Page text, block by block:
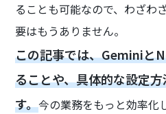
ることも可能なので、わざわ
要はもうありません。
この記事では、Geminiと
ることや、具体的な設定
す。今の業務をもっと効率化